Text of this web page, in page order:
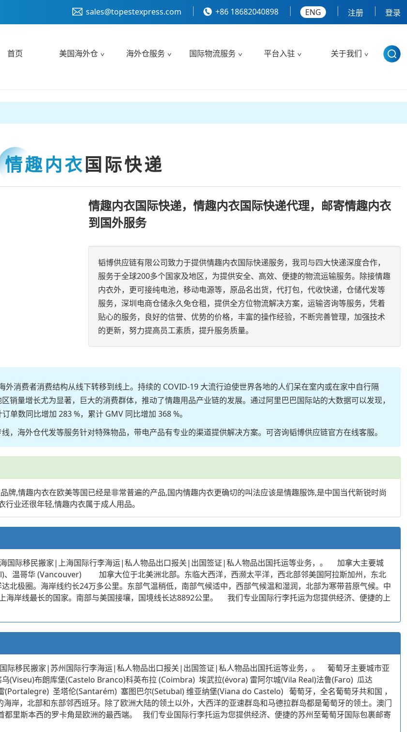
sales@topestexpress.com +86 18682040898 ENG 注册 登录
首页 美国海外仓 海外仓服务 国际物流服务 平台入驻 关于我们
情趣内衣 国际快递
情趣内衣国际快递，情趣内衣国际快递代理，邮寄情趣内衣
到国外服务
韬博供应链有限公司致力于提供情趣内衣国际快递服务，我司与四大快递深度合作，
服务于全球200多个国家及地区，为提供安全、高效、便捷的物流运输服务。除接情趣
内衣外，更可接纯电池，移动电源等，原品名出货，代打包，代收快递，仓储代发等
服务，深圳电商仓储永久免仓租，提供全方位物流解决方案，运输咨询等服务，凭着
贴心的服务，良好的信誉、优势的价格，丰富的操作经验，不断完善管理，加强技术
的更新，努力提高员工素质，提升服务质量。
消费者消费结构从线下转移到线上。持续的 COVID-19 大流行迫使世界各地的人们呆在室内或在家中自行隔
销量增长尤为显著，巨大的消费群体，推动了情趣用品产业链的发展。通过阿里巴巴国际站的大数据可以发现，
单数同比增加 283 %，累计 GMV 同比增加 368 %。
，海外仓代发等服务针对特殊物品，带电产品有专业的渠道提供解决方案。可咨询韬博供应链官方在线客服。
牌,情趣内衣在欧美等国已经是非常普遍的产品,国内情趣内衣更确切的叫法应该是情趣服饰,是中国当代新锐时尚
业还很年轻,情趣内衣属于成人用品。
国际移民搬家|上海国际行李海运|私人物品出口报关|出国签证|私人物品出国托运等业务，。 加拿大主要城
哥华 (Vancouver) 加拿大位于北美洲北部。东临大西洋，西濒太平洋，西北部邻美国阿拉斯加州，东北
北极圈。海岸线约长24万多公里。东部气温稍低，南部气候适中，西部气候温和湿润，北部为寒带苔原气候。中
岸线最长的国家。南部与美国接壤，国境线长达8892公里。 我们专业国际行李托运为您提供经济、便捷的上
际移民搬家|苏州国际行李海运|私人物品出口报关|出国签证|私人物品出国托运等业务，。 葡萄牙主要城市亚
(Viseu)布朗库堡(Castelo Branco)科英布拉 (Coimbra) 埃武拉(évora) 雷阿尔城(Vila Real)法鲁(Faro) 瓜达
圣塔伦(Santarém) 塞图巴尔(Setubal) 维亚纳堡(Viana do Castelo) 葡萄牙，全名葡萄牙共和国 ，
岸，北部和东部邻西班牙。除了欧洲大陆的领土以外，大西洋的亚速群岛和马德拉群岛都是葡萄牙的领土。澳门
里斯本西的罗卡角是欧洲的最西端。 我们专业国际行李托运为您提供经济、便捷的苏州至葡萄牙国际包裹邮寄